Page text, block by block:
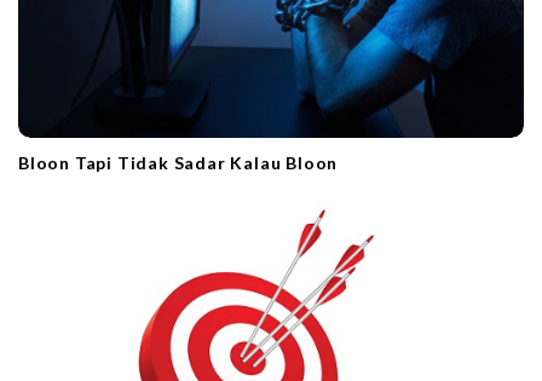
Bloon Tapi Tidak Sadar Kalau Bloon